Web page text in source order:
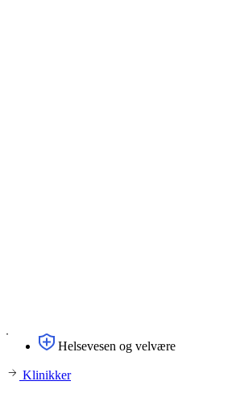
Helsevesen og velvære
Klinikker